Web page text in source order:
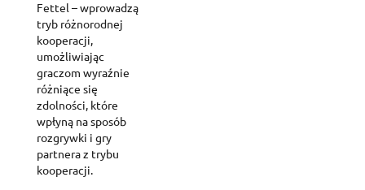
Fettel – wprowadzą
tryb różnorodnej
kooperacji,
umożliwiając
graczom wyraźnie
różniące się
zdolności, które
wpłyną na sposób
rozgrywki i gry
partnera z trybu
kooperacji.